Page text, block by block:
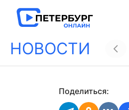
НОВОСТИ
Поделиться: